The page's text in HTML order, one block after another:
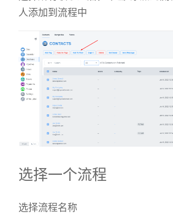
人添加到流程中
选择一个流程
选择流程名称